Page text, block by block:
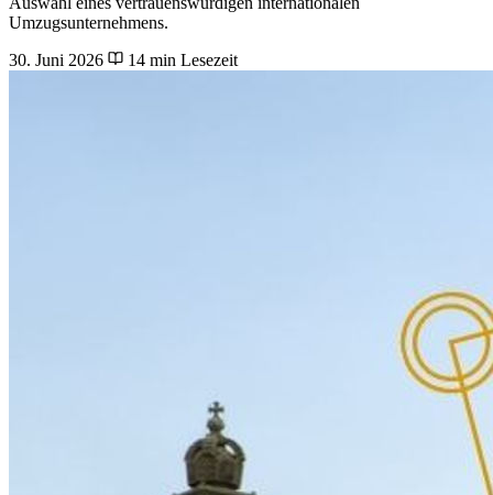
Umzugsunternehmens.
30. Juni 2026
14 min Lesezeit